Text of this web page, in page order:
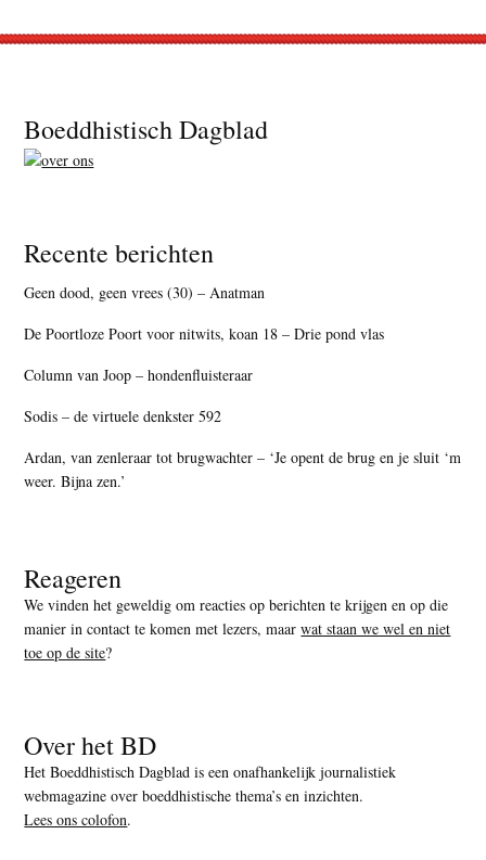
Footer
Boeddhistisch Dagblad
Recente berichten
Geen dood, geen vrees (30) – Anatman
De Poortloze Poort voor nitwits, koan 18 – Drie pond vlas
Column van Joop – hondenfluisteraar
Sodis – de virtuele denkster 592
Ardan, van zenleraar tot brugwachter – ‘Je opent de brug en je sluit ‘m
weer. Bijna zen.’
Reageren
We vinden het geweldig om reacties op berichten te krijgen en op die
manier in contact te komen met lezers, maarwat staan we wel en niet
toe op de site?
Over het BD
Het Boeddhistisch Dagblad is een onafhankelijk journalistiek
webmagazine over boeddhistische thema’s en inzichten.
Lees ons colofon.